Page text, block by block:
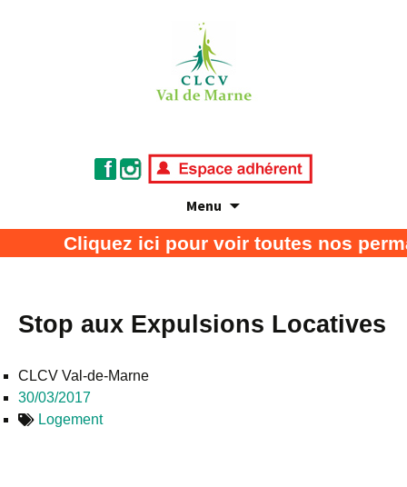
Menu
CLCV Val de Marne
Association de défense des consommateurs
Cliquez ici pour voir toutes nos
Stop aux Expulsions Locatives
CLCV Val-de-Marne
30/03/2017
Logement